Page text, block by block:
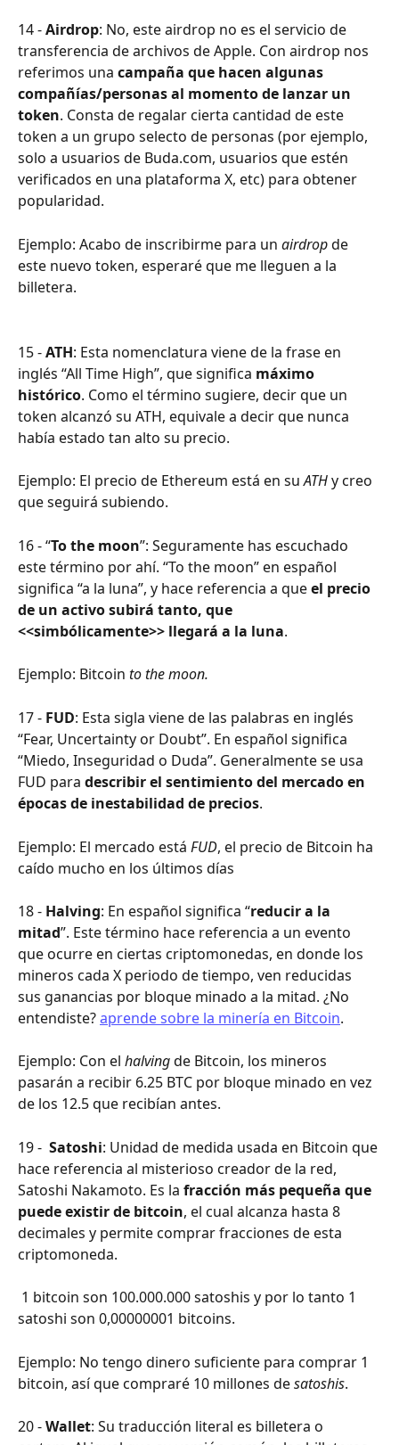
14 - Airdrop: No, este airdrop no es el servicio de
transferencia de archivos de Apple. Con airdrop nos
referimos una campaña que hacen algunas
compañías/personas al momento de lanzar un
token. Consta de regalar cierta cantidad de este
token a un grupo selecto de personas (por ejemplo,
solo a usuarios de Buda.com, usuarios que estén
verificados en una plataforma X, etc) para obtener
popularidad.
Ejemplo: Acabo de inscribirme para un airdrop de
este nuevo token, esperaré que me lleguen a la
billetera.
15 - ATH: Esta nomenclatura viene de la frase en
inglés “All Time High”, que significa máximo
histórico. Como el término sugiere, decir que un
token alcanzó su ATH, equivale a decir que nunca
había estado tan alto su precio.
Ejemplo: El precio de Ethereum está en su ATH y creo
que seguirá subiendo.
16 - “To the moon”: Seguramente has escuchado
este término por ahí. “To the moon” en español
significa “a la luna”, y hace referencia a que el precio
de un activo subirá tanto, que
<<simbólicamente>> llegará a la luna.
Ejemplo: Bitcoin to the moon.
17 - FUD: Esta sigla viene de las palabras en inglés
“Fear, Uncertainty or Doubt”. En español significa
“Miedo, Inseguridad o Duda”. Generalmente se usa
FUD para describir el sentimiento del mercado en
épocas de inestabilidad de precios.
Ejemplo: El mercado está FUD, el precio de Bitcoin ha
caído mucho en los últimos días
18 - Halving: En español significa “reducir a la
mitad”. Este término hace referencia a un evento
que ocurre en ciertas criptomonedas, en donde los
mineros cada X periodo de tiempo, ven reducidas
sus ganancias por bloque minado a la mitad. ¿No
entendiste? aprende sobre la minería en Bitcoin.
Ejemplo: Con el halving de Bitcoin, los mineros
pasarán a recibir 6.25 BTC por bloque minado en vez
de los 12.5 que recibían antes.
19 - Satoshi: Unidad de medida usada en Bitcoin que
hace referencia al misterioso creador de la red,
Satoshi Nakamoto. Es la fracción más pequeña que
puede existir de bitcoin, el cual alcanza hasta 8
decimales y permite comprar fracciones de esta
criptomoneda.
satoshi son 0,00000001 bitcoins.
Ejemplo: No tengo dinero suficiente para comprar 1
bitcoin, así que compraré 10 millones de satoshis.
20 - Wallet: Su traducción literal es billetera o